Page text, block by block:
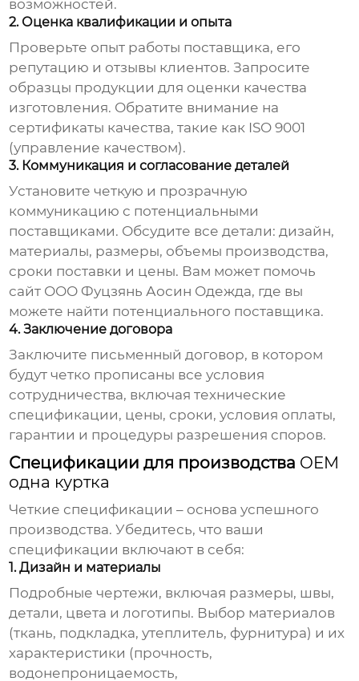
возможностей.
2. Оценка квалификации и опыта
Проверьте опыт работы поставщика, его
репутацию и отзывы клиентов. Запросите
образцы продукции для оценки качества
изготовления. Обратите внимание на
сертификаты качества, такие как ISO 9001
(управление качеством).
3. Коммуникация и согласование деталей
Установите четкую и прозрачную
коммуникацию с потенциальными
поставщиками. Обсудите все детали: дизайн,
материалы, размеры, объемы производства,
сроки поставки и цены. Вам может помочь
сайт ООО Фуцзянь Аосин Одежда, где вы
можете найти потенциального поставщика.
4. Заключение договора
Заключите письменный договор, в котором
будут четко прописаны все условия
сотрудничества, включая технические
спецификации, цены, сроки, условия оплаты,
гарантии и процедуры разрешения споров.
Спецификации для производства OEM
одна куртка
Четкие спецификации – основа успешного
производства. Убедитесь, что ваши
спецификации включают в себя:
1. Дизайн и материалы
Подробные чертежи, включая размеры, швы,
детали, цвета и логотипы. Выбор материалов
(ткань, подкладка, утеплитель, фурнитура) и их
характеристики (прочность,
водонепроницаемость,